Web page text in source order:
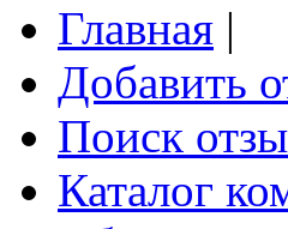
Главная |
Добавить
Поиск
Каталог